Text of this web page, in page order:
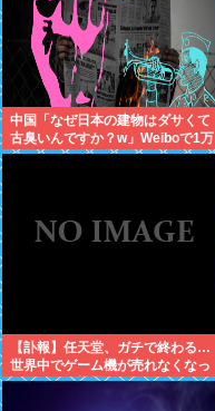
中国「なぜ日本の建物はダサくて
古臭いんですか？w」Weiboで1万
いいね
【訃報】任天堂、ガチで終わる…
世界中でゲーム機が売れなくなっ
てしまった模様